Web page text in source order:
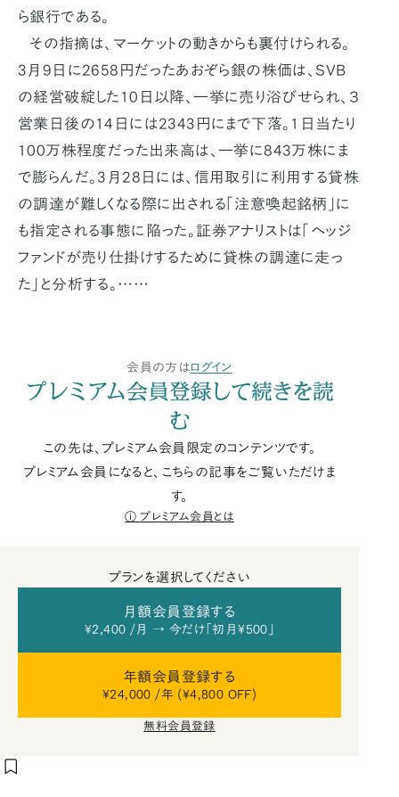
ら銀行である。
その指摘は、マーケットの動きからも裏付けられる。
3月9日に2658円だったあおぞら銀の株価は、SVB
の経営破綻した10日以降、一挙に売り浴びせられ、３
営業日後の14日には2343円にまで下落。1日当たり
100万株程度だった出来高は、一挙に843万株にま
で膨らんだ。3月28日には、信用取引に利用する貸株
の調達が難しくなる際に出される「注意喚起銘柄」に
も指定される事態に陥った。証券アナリストは「ヘッジ
ファンドが売り仕掛けするために貸株の調達に走っ
た」と分析する。……
会員の方はログイン
プレミアム会員登録して続きを読
む
この先は、プレミアム会員限定のコンテンツです。
プレミアム会員になると、こちらの記事をご覧いただけま
す。
プレミアム会員とは
プランを選択してください
月額会員登録する
¥2,400 /月 → 今だけ「初月¥500」
年額会員登録する
¥24,000 /年 (¥4,800 OFF)
無料会員登録